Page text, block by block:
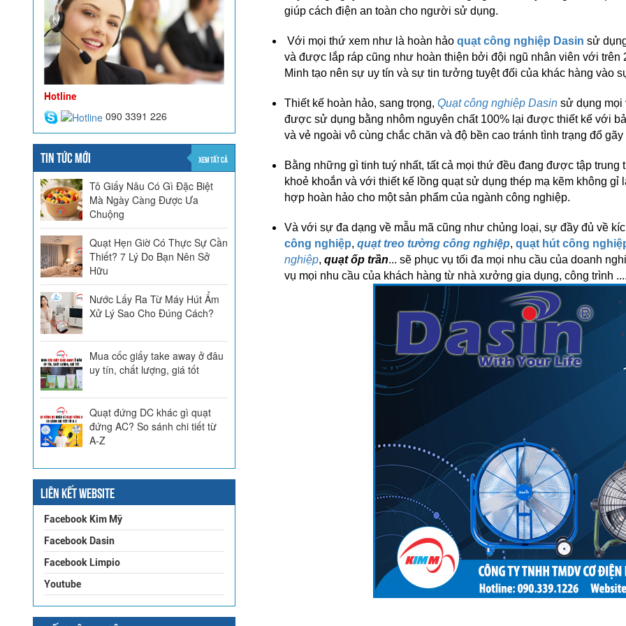
Hotline
090 3391 226
TIN TỨC MỚI XEM TẤT CẢ
Tô Giấy Nâu Có Gì Đặc Biệt
Mà Ngày Càng Được Ưa
Chuộng
Quạt Hẹn Giờ Có Thực Sự Cần
Thiết? 7 Lý Do Bạn Nên Sở
Hữu
Nước Lấy Ra Từ Máy Hút Ẩm
Xử Lý Sao Cho Đúng Cách?
Mua cốc giấy take away ở đâu
uy tín, chất lượng, giá tốt
Quạt đứng DC khác gì quạt
đứng AC? So sánh chi tiết từ
A-Z
LIÊN KẾT WEBSITE
Facebook Kim Mỹ
Facebook Dasin
Facebook Limpio
Youtube
giúp cách điện an toàn cho người sử dụng.
Với mọi thứ xem như là hoàn hảo quạt công nghiệp Dasin sử
và được lắp ráp cũng như hoàn thiện bởi đội ngũ nhân viên với
Minh tạo nên sự uy tín và sự tin tưởng tuyệt đối của khác hàng vào
Thiết kế hoàn hảo, sang trọng, Quạt công nghiệp Dasin sử dụng mọi
được sử dụng bằng nhôm nguyên chất 100% lại được thiết kế với
và vẻ ngoài vô cùng chắc chăn và độ bền cao tránh tình trạng đổ
Bằng những gì tinh tuý nhất, tất cả mọi thứ đều đang được tập trung
khoẻ khoắn và với thiết kế lồng quạt sử dụng thép mạ kẽm không
hợp hoàn hảo cho một sản phẩm của ngành công nghiệp.
Và với sự đa dạng về mẫu mã cũng như chủng loại, sự đầy đủ về
công nghiệp, quạt treo tường công nghiệp, quạt hút công
nghiệp, quạt ốp trần... sẽ phục vụ tối đa mọi nhu cầu của doanh
vụ mọi nhu cầu của khách hàng từ nhà xưởng gia dụng, công trình